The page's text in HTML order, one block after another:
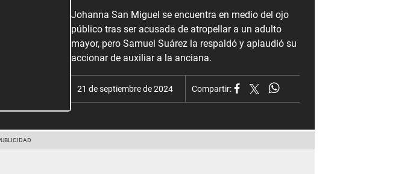
Johanna San Miguel se encuentra en medio del ojo
público tras ser acusada de atropellar a un adulto
mayor, pero Samuel Suárez la respaldó y aplaudió su
accionar de auxiliar a la anciana.
21 de septiembre de 2024 Compartir: